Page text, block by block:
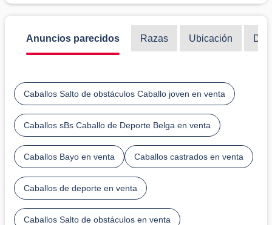
Anuncios parecidos Razas Ubicación
Caballos Salto de obstáculos Caballo joven en venta
Caballos sBs Caballo de Deporte Belga en venta
Caballos Bayo en venta Caballos castrados en venta
Caballos de deporte en venta
Caballos Salto de obstáculos en venta